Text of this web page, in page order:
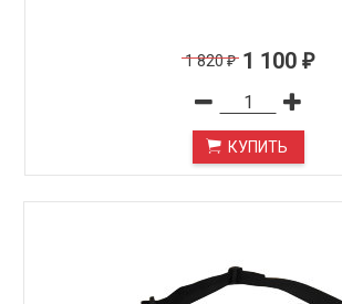
1 820₽ 1 100 ₽
КУПИТЬ